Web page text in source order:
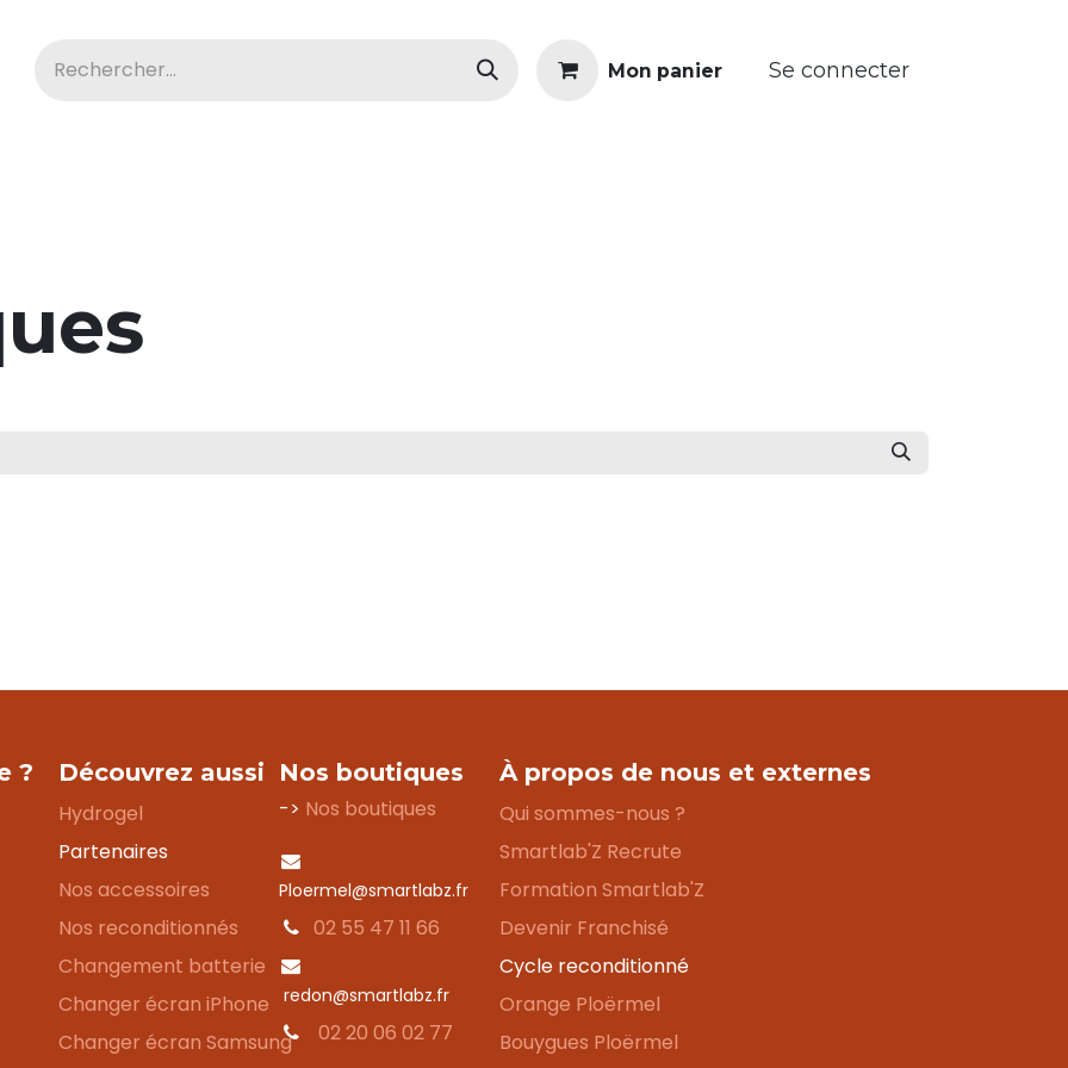
Mon panier Se connecter
? Découvrez aussi
Hydrogel
Partenaires
Nos accessoires
Nos reconditionnés
Changement batterie
Changer écran iPhone
Changer écran Samsung
Nos boutiques
-> Nos boutiques
Ploermel@smartlabz.fr
02 55 47 11 66
redon@smartlabz.fr
02 20 06 02 77
À propos de nous et externes
Qui sommes-nous ?
Smartlab'Z Recrute
Formation Smartlab'Z
Devenir Franchisé
Cycle reconditionné
Orange Ploërmel
Bouygues Ploërmel